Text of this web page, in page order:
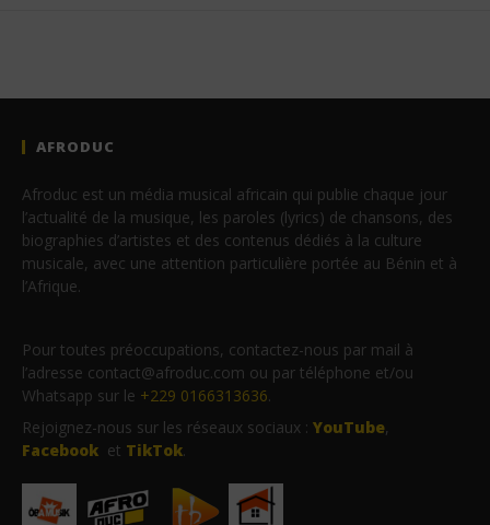
AFRODUC
Afroduc est un média musical africain qui publie chaque jour
l’actualité de la musique, les paroles (lyrics) de chansons, des
biographies d’artistes et des contenus dédiés à la culture
musicale, avec une attention particulière portée au Bénin et à
l’Afrique.
Pour toutes préoccupations, contactez-nous par mail à
l’adresse contact@afroduc.com ou par téléphone et/ou
Whatsapp sur le +229 0166313636.
Rejoignez-nous sur les réseaux sociaux : YouTube,
Facebook et TikTok.